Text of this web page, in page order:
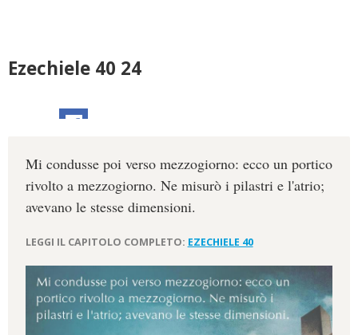
Ezechiele 40 24
Mi condusse poi verso mezzogiorno: ecco un portico
rivolto a mezzogiorno. Ne misurò i pilastri e l'atrio;
avevano le stesse dimensioni.
LEGGI IL CAPITOLO COMPLETO: EZECHIELE 40